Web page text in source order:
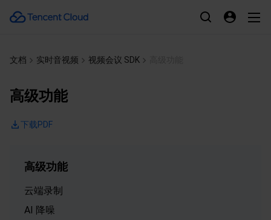
文档 实时音视频 视频会议 SDK
高级功能
下载PDF
高级功能
云端录制
AI 降噪